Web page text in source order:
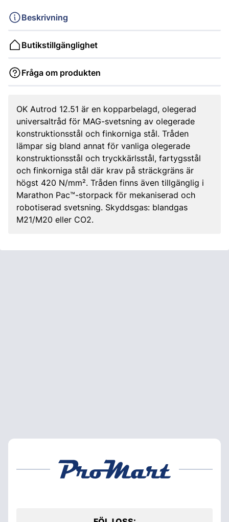
Beskrivning
Butikstillgänglighet
Fråga om produkten
OK Autrod 12.51 är en kopparbelagd, olegerad
universaltråd för MAG-svetsning av olegerade
konstruktionsstål och finkorniga stål. Tråden
lämpar sig bland annat för vanliga olegerade
konstruktionsstål och tryckkärlsstål, fartygsstål
och finkorniga stål där krav på sträckgräns är
högst 420 N/mm². Tråden finns även tillgänglig i
Marathon Pac™-storpack för mekaniserad och
robotiserad svetsning. Skyddsgas: blandgas
M21/M20 eller CO2.